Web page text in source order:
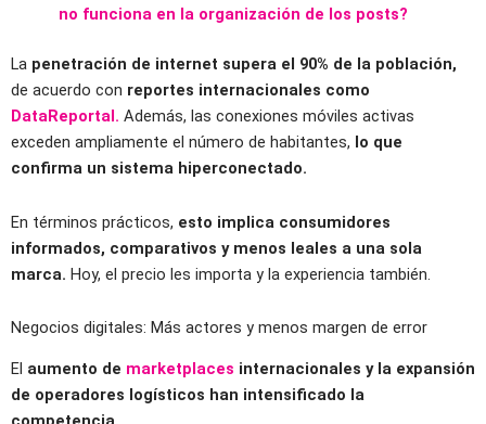
no funciona en la organización de los posts?
La penetración de internet supera el 90% de la población,
de acuerdo con reportes internacionales como
DataReportal. Además, las conexiones móviles activas
exceden ampliamente el número de habitantes, lo que
confirma un sistema hiperconectado.
En términos prácticos, esto implica consumidores
informados, comparativos y menos leales a una sola
marca. Hoy, el precio les importa y la experiencia también.
Negocios digitales: Más actores y menos margen de error
El aumento de marketplaces internacionales y la expansión
de operadores logísticos han intensificado la